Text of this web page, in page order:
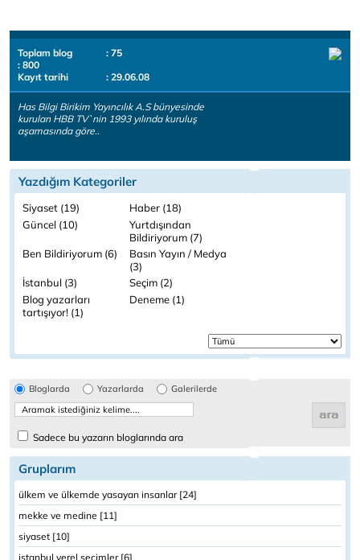
Toplam blog
: 75
: 800
Kayıt tarihi
: 29.06.08
Has Bilgi Birikim Yayıncılık A.S bünyesinde
kurulan HBB TV`nin 1993 yılında kuruluş
aşamasında göre..
Yazdığım Kategoriler
Siyaset (19)
Haber (18)
Güncel (10)
Yurtdışından
Bildiriyorum (7)
Ben Bildiriyorum (6) Basın Yayın / Medya
(3)
İstanbul (3)
Seçim (2)
Blog yazarları
tartışıyor! (1)
Deneme (1)
Bloglarda Yazarlarda Galerilerde
Sadece bu yazarın bloglarında ara
Gruplarım
ülkem ve ülkemde yasayan insanlar [24]
mekke ve medine [11]
siyaset [10]
istanbul yerel seçimler [6]